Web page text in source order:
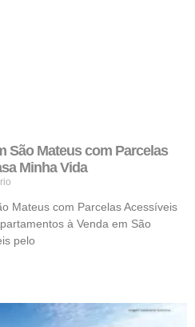
São Mateus com Parcelas
Minha Vida
Mateus com Parcelas Acessíveis
à Venda em São
pelo